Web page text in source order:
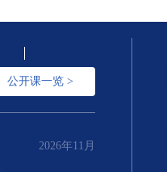
公开课一览 >
2026年11月